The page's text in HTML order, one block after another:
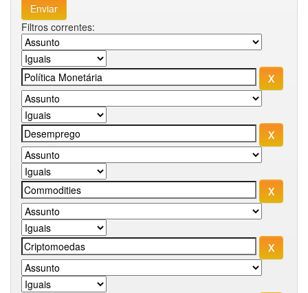
Filtros correntes: